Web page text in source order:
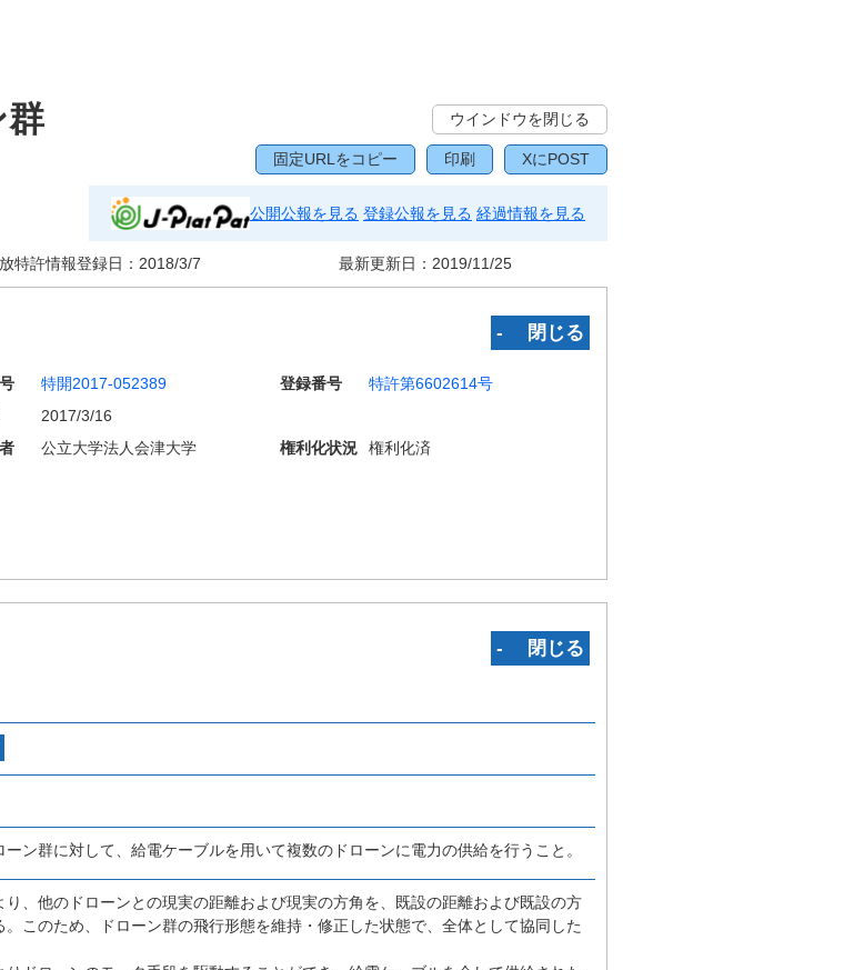
群 ウインドウを閉じる
固定URLをコピー 印刷 XにPOST
公開公報を見る 登録公報を見る 経過情報を見る
特許情報登録日： 2018/3/7 最新更新日： 2019/11/25
‐ 閉じる
特開2017-052389 登録番号
特許第6602614号
2017/3/16
公立大学法人会津大学 権利化状況
権利化済
‐ 閉じる
ン群に対して、給電ケーブルを用いて複数のドローンに電力の供給を行うこと。
、他のドローンとの現実の距離および現実の方角を、既設の距離および既設の方
このため、ドローン群の飛行形態を維持・修正した状態で、全体として協同した